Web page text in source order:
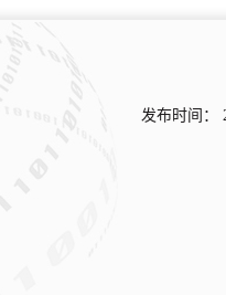
发布时间：